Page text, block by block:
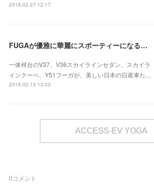
2018.02.27 12:17
FUGAが優雅に華麗にスポーティーになる！EXSカーボンリップスポイラーお取り付け
一体何台のV37、V36スカイラインセダン、スカイラ
インクーペ、Y51フーガが、美しい日本の日産車た…
2018.02.13 13:03
ACCESS-EV YOGA
0コメント